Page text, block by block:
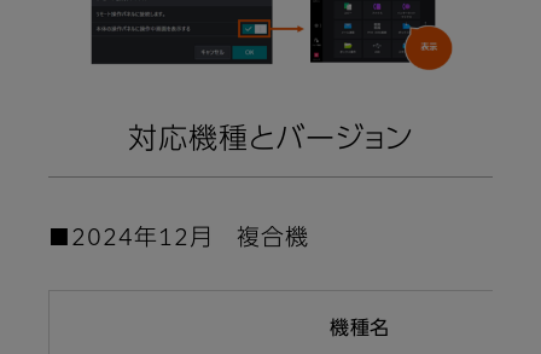
対応機種とバージョン
■2024年12月 複合機
機種名